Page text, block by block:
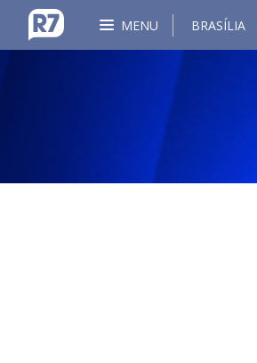
MENU BRASÍLIA